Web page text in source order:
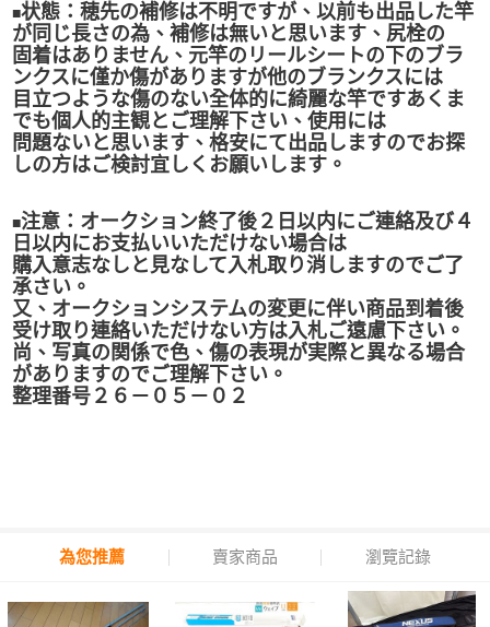
■状態：穂先の補修は不明ですが、以前も出品した竿
が同じ長さの為、補修は無いと思います、尻栓の
固着はありません、元竿のリールシートの下のブラ
ンクスに僅か傷がありますが他のブランクスには
目立つような傷のない全体的に綺麗な竿ですあくま
でも個人的主観とご理解下さい、使用には
問題ないと思います、格安にて出品しますのでお探
しの方はご検討宜しくお願いします。
■注意：オークション終了後２日以内にご連絡及び４
日以内にお支払いいただけない場合は
購入意志なしと見なして入札取り消しますのでご了
承さい。
又、オークションシステムの変更に伴い商品到着後
受け取り連絡いただけない方は入札ご遠慮下さい。
尚、写真の関係で色、傷の表現が実際と異なる場合
がありますのでご理解下さい。
整理番号２６－０５－０２
為您推薦 賣家商品 瀏覽記錄